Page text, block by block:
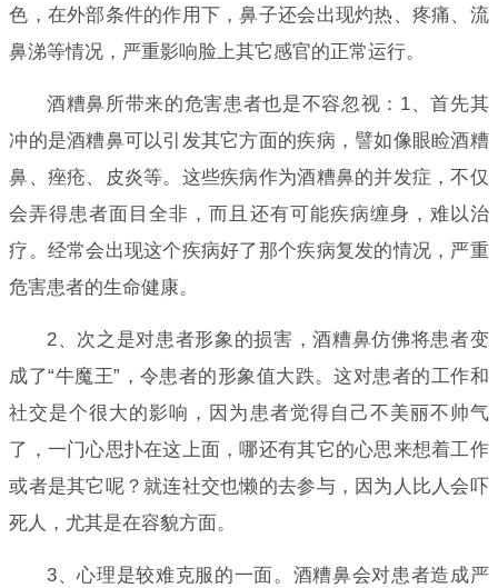
色，在外部条件的作用下，鼻子还会出现灼热、疼痛、流
鼻涕等情况，严重影响脸上其它感官的正常运行。
酒糟鼻所带来的危害患者也是不容忽视：1、首先其
冲的是酒糟鼻可以引发其它方面的疾病，譬如像眼睑酒糟
鼻、痤疮、皮炎等。这些疾病作为酒糟鼻的并发症，不仅
会弄得患者面目全非，而且还有可能疾病缠身，难以治
疗。经常会出现这个疾病好了那个疾病复发的情况，严重
危害患者的生命健康。
2、次之是对患者形象的损害，酒糟鼻仿佛将患者变
成了“牛魔王”，令患者的形象值大跌。这对患者的工作和
社交是个很大的影响，因为患者觉得自己不美丽不帅气
了，一门心思扑在这上面，哪还有其它的心思来想着工作
或者是其它呢？就连社交也懒的去参与，因为人比人会吓
死人，尤其是在容貌方面。
3、心理是较难克服的一面。酒糟鼻会对患者造成严